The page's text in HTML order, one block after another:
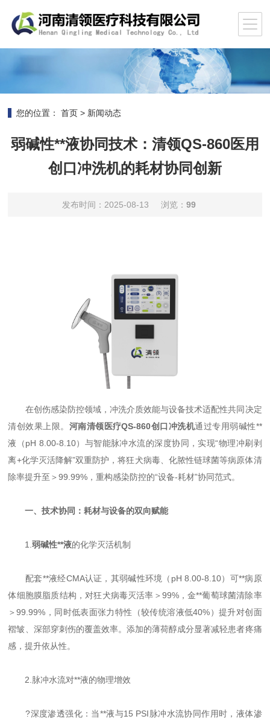
您的位置： 首页 > 新闻动态
弱碱性**液协同技术：清领QS-860医用
创口冲洗机的耗材协同创新
发布时间：2025-08-13 浏览： 99
在创伤感染防控领域，冲洗介质效能与设备技术适配性共同决定
清创效果上限。 河南清领医疗QS-860创口冲洗机通过专用弱碱性**
液（pH 8.00-8.10）与智能脉冲水流的深度协同，实现“物理冲刷剥
离+化学灭活降解”双重防护，将狂犬病毒、化脓性链球菌等病原体清
除率提升至＞99.99%，重构感染防控的“设备-耗材”协同范式。
一、技术协同：耗材与设备的双向赋能
1.弱碱性**液的化学灭活机制
配套**液经CMA认证，其弱碱性环境（pH 8.00-8.10）可**病原
体细胞膜脂质结构，对狂犬病毒灭活率＞99%，金**葡萄球菌清除率
＞99.99%，同时低表面张力特性（较传统溶液低40%）提升对创面
褶皱、深部穿刺伤的覆盖效率。添加的薄荷醇成分显著减轻患者疼痛
感，提升依从性。
2.脉冲水流对**液的物理增效
?深度渗透强化：当**液与15 PSI脉冲水流协同作用时，液体渗